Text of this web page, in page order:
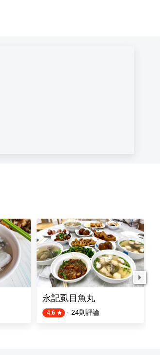
永記虱目魚丸
4.6 · 24則評論